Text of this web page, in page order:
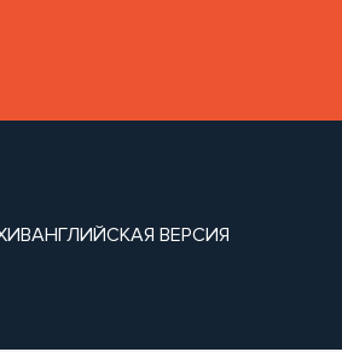
АНГЛИЙСКАЯ ВЕРСИЯ